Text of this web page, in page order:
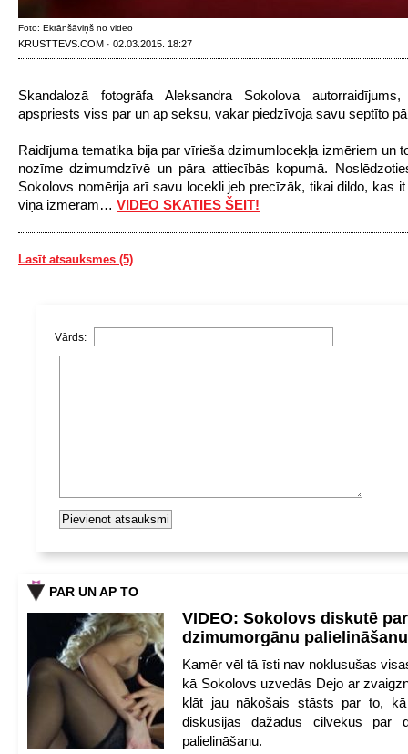
Foto: Ekrānšāviņš no video
KRUSTTEVS.COM · 02.03.2015. 18:27
Skandalozā fotogrāfa Aleksandra Sokolova
apspriests viss par un ap seksu, vakar piedzīvoja savu septīto
Raidījuma tematika bija par vīrieša dzimumlocekļa izmēriem un
nozīme dzimumdzīvē un pāra attiecībās kopumā.
Sokolovs nomērija arī savu locekli jeb precīzāk, tikai dildo, kas
viņa izmēram… VIDEO SKATIES ŠEIT!
Lasīt atsauksmes (5)
Vārds:
PAR UN AP TO
VIDEO: Sokolovs diskutē par
dzimumorgānu palielināšanu
Kamēr vēl tā īsti nav noklusušas
kā Sokolovs uzvedās Dejo ar
klāt jau nākošais stāsts par to,
diskusijās dažādus cilvēkus par
palielināšanu.